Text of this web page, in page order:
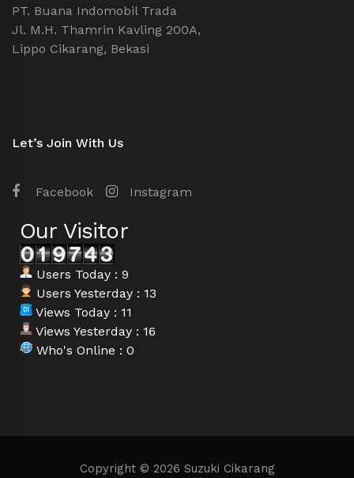
PT. Buana Indomobil Trada
Jl. M.H. Thamrin Kavling 200A,
Lippo Cikarang, Bekasi
Let’s Join With Us
Facebook Instagram
Our Visitor
Users Today : 9
Users Yesterday : 13
Views Today : 11
Views Yesterday : 16
Who's Online : 0
Copyright © 2026 Suzuki Cikarang